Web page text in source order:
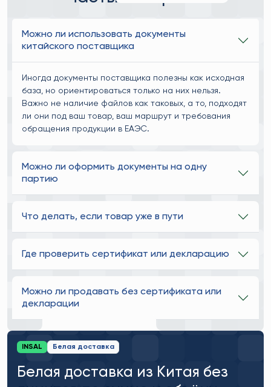
Можно ли использовать документы
китайского поставщика
Иногда документы поставщика полезны как исходная
база, но ориентироваться только на них нельзя.
Важно не наличие файлов как таковых, а то, подходят
ли они под ваш товар, ваш маршрут и требования
обращения продукции в ЕАЭС.
Можно ли оформить документы на одну
партию
Что делать, если товар уже в пути
Где проверить сертификат или декларацию
Можно ли продавать без сертификата или
декларации
INSAL Белая доставка
Белая доставка из Китая без